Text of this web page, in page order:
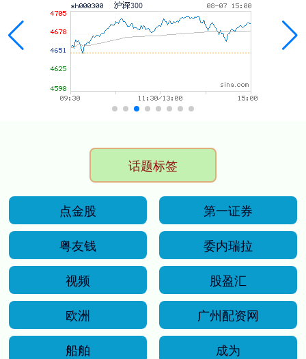
话题标签
点金股
第一证券
粤友钱
委内瑞拉
视频
股盈汇
欧洲
广州配资网
船舶
成为